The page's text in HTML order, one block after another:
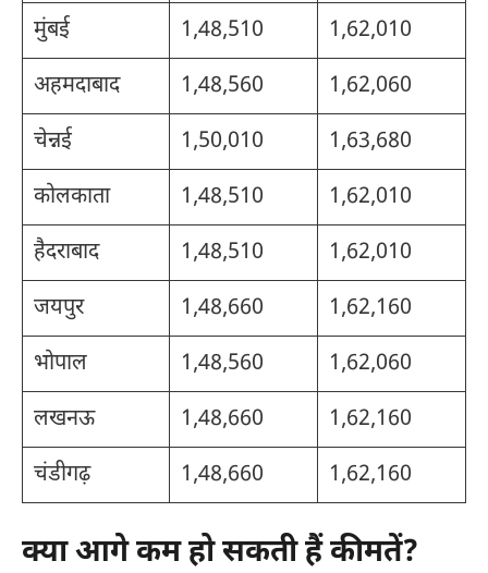
मुंबई
1,48,510
1,62,010
अहमदाबाद
1,48,560
1,62,060
चेन्नई
1,50,010
1,63,680
कोलकाता
1,48,510
1,62,010
हैदराबाद
1,48,510
1,62,010
जयपुर
1,48,660
1,62,160
भोपाल
1,48,560
1,62,060
लखनऊ
1,48,660
1,62,160
चंडीगढ़
1,48,660 1,62,160
क्या आगे कम हो सकती हैं कीमतें?